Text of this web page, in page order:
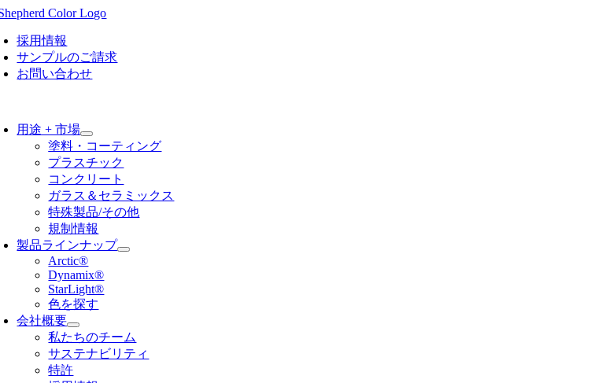
Skip
content
採用情報
サンプルのご請求
お問い合わせ
用途 + 市場
塗料・コーティング
プラスチック
コンクリート
ガラス＆セラミックス
特殊製品/その他
規制情報
製品ラインナップ
Arctic®
Dynamix®
StarLight®
色を探す
会社概要
私たちのチーム
サステナビリティ
特許